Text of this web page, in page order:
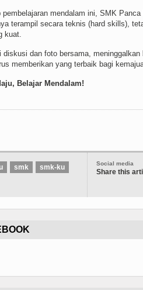
mendalam ini, SMK
terampil secara teknis (hard skills),
kuat.
dan foto bersama,
memberikan yang terbaik bagi
Belajar Mendalam!
Social media
Share this
smk
smk-ku